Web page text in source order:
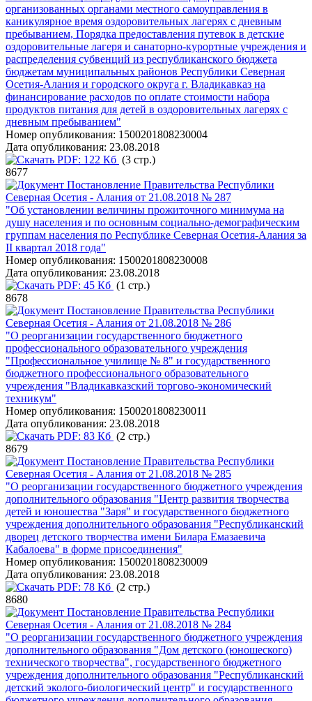
организованных органами местного самоуправления в
каникулярное время оздоровительных лагерях с дневным
пребыванием, Порядка предоставления путевок в детские
оздоровительные лагеря и санаторно-курортные учреждения и
распределения субвенций из республиканского бюджета
бюджетам муниципальных районов Республики Северная
Осетия-Алания и городского округа г. Владикавказ на
финансирование расходов по оплате стоимости набора
продуктов питания для детей в оздоровительных лагерях с
дневным пребыванием"
Номер опубликования: 1500201808230004
Дата опубликования: 23.08.2018
PDF: 122 Кб (3 стр.)
8677
Постановление Правительства Республики
Северная Осетия - Алания от 21.08.2018 № 287
"Об установлении величины прожиточного минимума на
душу населения и по основным социально-демографическим
группам населения по Республике Северная Осетия-Алания за
II квартал 2018 года"
Номер опубликования: 1500201808230008
Дата опубликования: 23.08.2018
PDF: 45 Кб (1 стр.)
8678
Постановление Правительства Республики
Северная Осетия - Алания от 21.08.2018 № 286
"О реорганизации государственного бюджетного
профессионального образовательного учреждения
"Профессиональное училище № 8" и государственного
бюджетного профессионального образовательного
учреждения "Владикавказский торгово-экономический
техникум"
Номер опубликования: 1500201808230011
Дата опубликования: 23.08.2018
PDF: 83 Кб (2 стр.)
8679
Постановление Правительства Республики
Северная Осетия - Алания от 21.08.2018 № 285
"О реорганизации государственного бюджетного учреждения
дополнительного образования "Центр развития творчества
детей и юношества "Заря" и государственного бюджетного
учреждения дополнительного образования "Республиканский
дворец детского творчества имени Билара Емазаевича
Кабалоева" в форме присоединения"
Номер опубликования: 1500201808230009
Дата опубликования: 23.08.2018
PDF: 78 Кб (2 стр.)
8680
Постановление Правительства Республики
Северная Осетия - Алания от 21.08.2018 № 284
"О реорганизации государственного бюджетного учреждения
дополнительного образования "Дом детского (юношеского)
технического творчества", государственного бюджетного
учреждения дополнительного образования "Республиканский
детский эколого-биологический центр" и государственного